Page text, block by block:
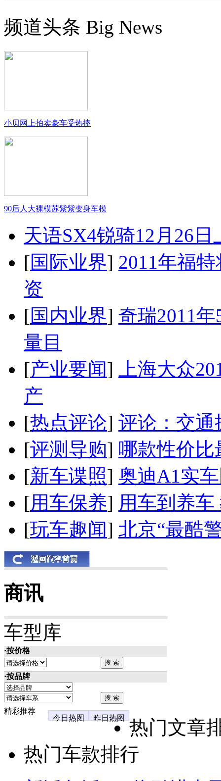
频道头条 Big News
小贝网上拍卖豪车受热捧
90后人大裸模苏紫紫变身车模
天语SX4锐骑12月26
[国际业界] 2011年福
资
[国内业界] 奇瑞2011
量目
[产业要闻]
上海大众
产
[热点评论] 评论：交通
[评测导购] 哪款性价比
[新车谍照] 奥迪A1实
[用车保养] 用车到养
[玩车趣闻] 北京“最酷
商讯
车型库
·按价格
·按品牌
精彩推荐
今日热图
昨日热图
热门文章
热门车款排行